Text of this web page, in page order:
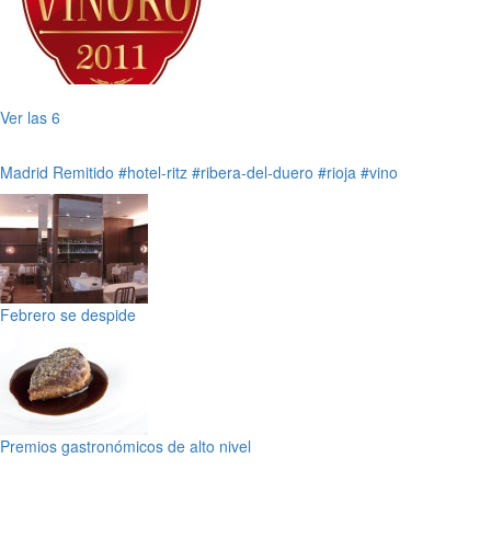
Ver las 6
Madrid Remitido #hotel-ritz #ribera-del-duero #rioja #vino
Febrero se despide
Premios gastronómicos de alto nivel